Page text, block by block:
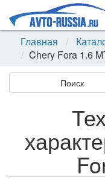
Главная
Chery Fora 1.6
Поиск